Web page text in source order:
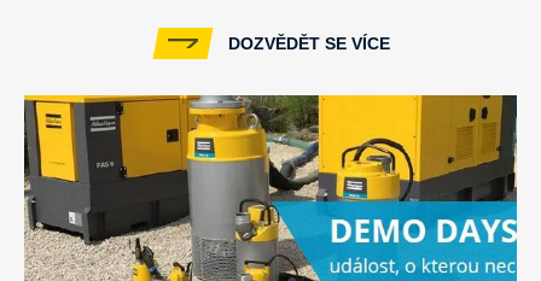
DOZVĚDĚT SE VÍCE